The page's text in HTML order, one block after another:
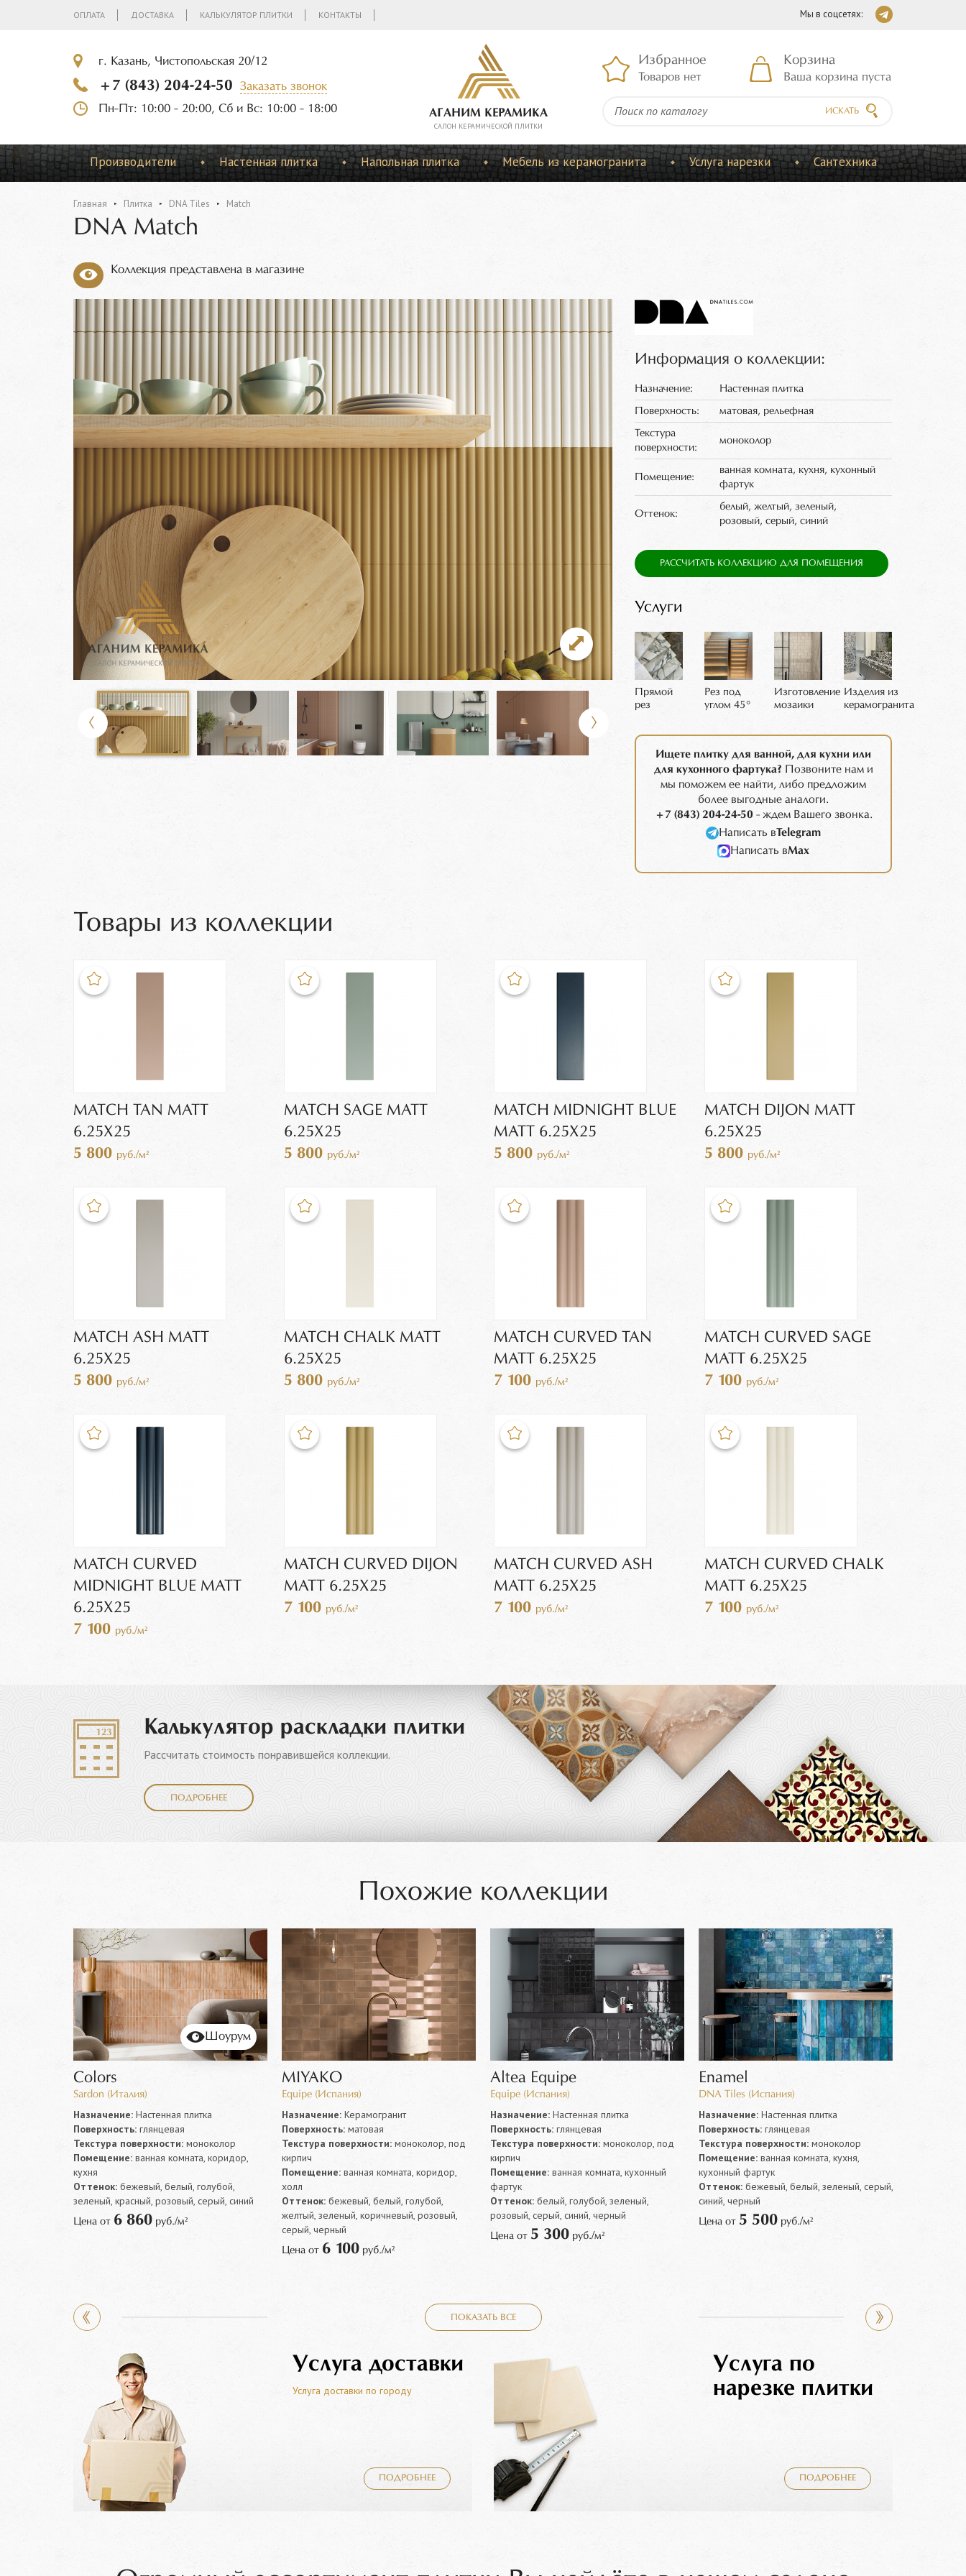
ОПЛАТА ДОСТАВКА КАЛЬКУЛЯТОР ПЛИТКИ КОНТАКТЫ Мы в соцсетях:
г. Казань, Чистопольская 20/12
+7 (843) 204-24-50
Заказать звонок
Пн-Пт: 10:00 - 20:00, Сб и Вс: 10:00 - 18:00
АГАНИМ КЕРАМИКА
CАЛОН КЕРАМИЧЕСКОЙ ПЛИТКИ
Избранное
Товаров нет
Корзина
Ваша корзина пуста
ИСКАТЬ
Производители Настенная плитка Напольная плитка Мебель из керамогранита Услуга нарезки Сантехника
Главная Плитка DNA Tiles Match
DNA Match
Коллекция представлена в магазине
Информация о коллекции:
Назначение: Настенная плитка
Поверхность: матовая, рельефная
Текстура
поверхности:
моноколор
Помещение:
ванная комната, кухня, кухонный
фартук
Оттенок:
белый, желтый, зеленый,
розовый, серый, синий
РАССЧИТАТЬ КОЛЛЕКЦИЮ ДЛЯ ПОМЕЩЕНИЯ
Услуги
Прямой
рез
Рез под
углом 45°
Изготовление
мозаики
Изделия из
керамогранита
Ищете плитку для ванной, для кухни или
для кухонного фартука? Позвоните нам и
мы поможем ее найти, либо предложим
более выгодные аналоги.
+7 (843) 204-24-50 - ждем Вашего звонка.
Написать вTelegram
Написать вMax
Товары из коллекции
MATCH TAN MATT
6.25X25
5 800 руб./м²
MATCH SAGE MATT
6.25X25
5 800 руб./м²
MATCH MIDNIGHT BLUE
MATT 6.25X25
5 800 руб./м²
MATCH DIJON MATT
6.25X25
5 800 руб./м²
MATCH ASH MATT
6.25X25
5 800 руб./м²
MATCH CHALK MATT
6.25X25
5 800 руб./м²
MATCH CURVED TAN
MATT 6.25X25
7 100 руб./м²
MATCH CURVED SAGE
MATT 6.25X25
7 100 руб./м²
MATCH CURVED
MIDNIGHT BLUE MATT
6.25X25
7 100 руб./м²
MATCH CURVED DIJON
MATT 6.25X25
7 100 руб./м²
MATCH CURVED ASH
MATT 6.25X25
7 100 руб./м²
MATCH CURVED CHALK
MATT 6.25X25
7 100 руб./м²
Калькулятор раскладки плитки
Рассчитать стоимость понравившейся коллекции.
ПОДРОБНЕЕ
Похожие коллекции
Шоурум
Colors
Sardon (Италия)
Назначение: Настенная плитка
Поверхность: глянцевая
Текстура поверхности: моноколор
Помещение: ванная комната, коридор,
кухня
Оттенок: бежевый, белый, голубой,
зеленый, красный, розовый, серый, синий
Цена от 6 860 руб./м²
MIYAKO
Equipe (Испания)
Назначение: Керамогранит
Поверхность: матовая
Текстура поверхности: моноколор, под
кирпич
Помещение: ванная комната, коридор,
холл
Оттенок: бежевый, белый, голубой,
желтый, зеленый, коричневый, розовый,
серый, черный
Цена от 6 100 руб./м²
Altea Equipe
Equipe (Испания)
Назначение: Настенная плитка
Поверхность: глянцевая
Текстура поверхности: моноколор, под
кирпич
Помещение: ванная комната, кухонный
фартук
Оттенок: белый, голубой, зеленый,
розовый, серый, синий, черный
Цена от 5 300 руб./м²
Enamel
DNA Tiles (Испания)
Назначение: Настенная плитка
Поверхность: глянцевая
Текстура поверхности: моноколор
Помещение: ванная комната, кухня,
кухонный фартук
Оттенок: бежевый, белый, зеленый, серый,
синий, черный
Цена от 5 500 руб./м²
ПОКАЗАТЬ ВСЕ
Услуга доставки
Услуга доставки по городу
ПОДРОБНЕЕ
Услуга по
нарезке плитки
ПОДРОБНЕЕ